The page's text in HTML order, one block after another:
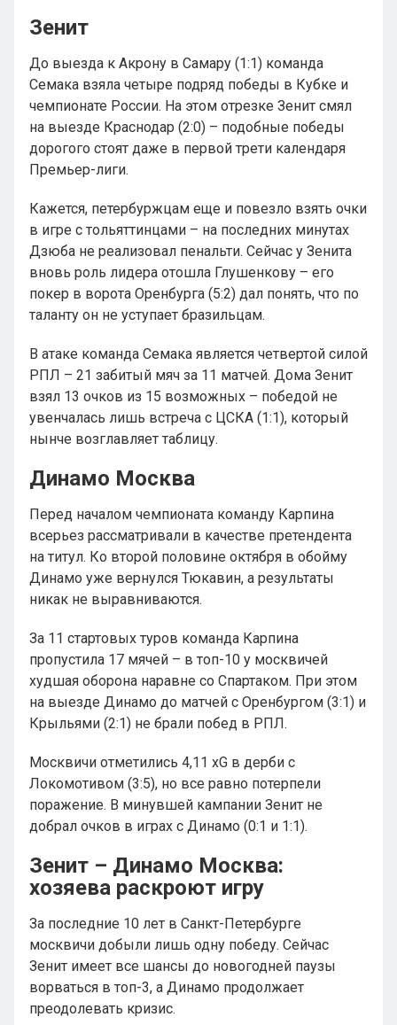
Зенит
До выезда к Акрону в Самару (1:1) команда
Семака взяла четыре подряд победы в Кубке и
чемпионате России. На этом отрезке Зенит смял
на выезде Краснодар (2:0) – подобные победы
дорогого стоят даже в первой трети календаря
Премьер-лиги.
Кажется, петербуржцам еще и повезло взять очки
в игре с тольяттинцами – на последних минутах
Дзюба не реализовал пенальти. Сейчас у Зенита
вновь роль лидера отошла Глушенкову – его
покер в ворота Оренбурга (5:2) дал понять, что по
таланту он не уступает бразильцам.
В атаке команда Семака является четвертой силой
РПЛ – 21 забитый мяч за 11 матчей. Дома Зенит
взял 13 очков из 15 возможных – победой не
увенчалась лишь встреча с ЦСКА (1:1), который
нынче возглавляет таблицу.
Динамо Москва
Перед началом чемпионата команду Карпина
всерьез рассматривали в качестве претендента
на титул. Ко второй половине октября в обойму
Динамо уже вернулся Тюкавин, а результаты
никак не выравниваются.
За 11 стартовых туров команда Карпина
пропустила 17 мячей – в топ-10 у москвичей
худшая оборона наравне со Спартаком. При этом
на выезде Динамо до матчей с Оренбургом (3:1) и
Крыльями (2:1) не брали побед в РПЛ.
Москвичи отметились 4,11 xG в дерби с
Локомотивом (3:5), но все равно потерпели
поражение. В минувшей кампании Зенит не
добрал очков в играх с Динамо (0:1 и 1:1).
Зенит – Динамо Москва:
хозяева раскроют игру
За последние 10 лет в Санкт-Петербурге
москвичи добыли лишь одну победу. Сейчас
Зенит имеет все шансы до новогодней паузы
ворваться в топ-3, а Динамо продолжает
преодолевать кризис.